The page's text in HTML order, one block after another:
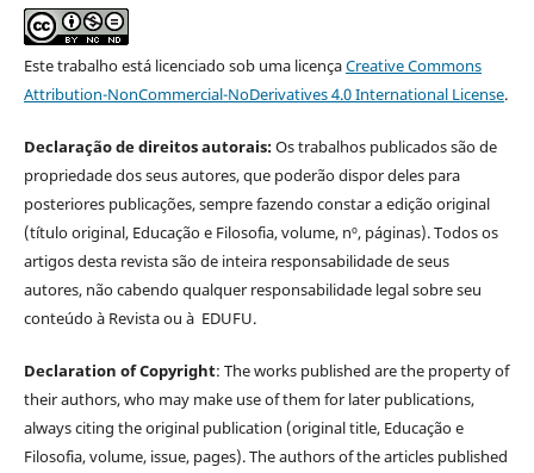
Este trabalho está licenciado sob uma licençaCreative Commons
Attribution-NonCommercial-NoDerivatives 4.0 International License.
Declaração de direitos autorais:Os trabalhos publicados são de
propriedade dos seus autores, que poderão dispor deles para
posteriores publicações, sempre fazendo constar a edição original
(título original, Educação e Filosofia, volume, nº, páginas). Todos os
artigos desta revista são de inteira responsabilidade de seus
autores, não cabendo qualquer responsabilidade legal sobre seu
conteúdo à Revista ou à EDUFU.
Declaration of Copyright: The works published are the property of
their authors, who may make use of them for later publications,
always citing the original publication (original title, Educação e
Filosofia, volume, issue, pages). The authors of the articles published